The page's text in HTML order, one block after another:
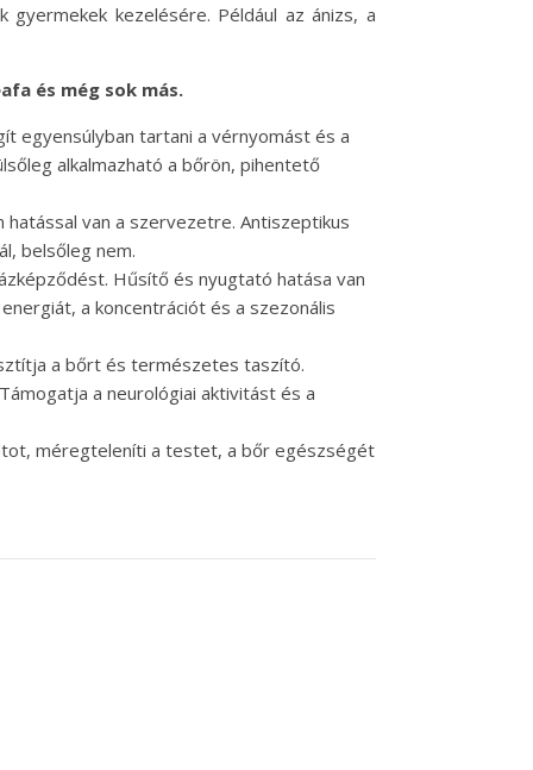
gyermekek kezelésére. Például az ánizs, a
és még sok más.
egyensúlyban tartani a vérnyomást és a
alkalmazható a bőrön, pihentető
van a szervezetre. Antiszeptikus
belsőleg nem.
Hűsítő és nyugtató hatása van
a koncentrációt és a szezonális
a bőrt és természetes taszító.
a neurológiai aktivitást és a
méregteleníti a testet, a bőr egészségét